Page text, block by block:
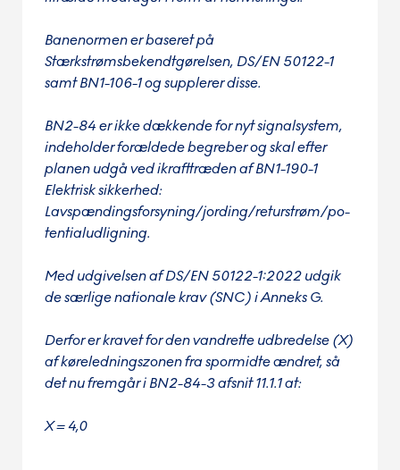
Banenormen er baseret på
Stærkstrømsbekendtgørelsen, DS/EN 50122-1
samt BN1-106-1 og supplerer disse.
BN2-84 er ikke dækkende for nyt signalsystem,
indeholder forældede begreber og skal efter
planen udgå ved ikrafttræden af BN1-190-1
Elektrisk sikkerhed:
Lavspændingsforsyning/jording/retur­strøm/po­
ten­tial­udligning.
Med udgivelsen af DS/EN 50122-1:2022 udgik
de særlige nationale krav (SNC) i Anneks G.
Derfor er kravet for den vandrette udbredelse (X)
af køreledningszonen fra spormidte ændret, så
det nu fremgår i BN2-84-3 afsnit 11.1.1 at:
X = 4,0